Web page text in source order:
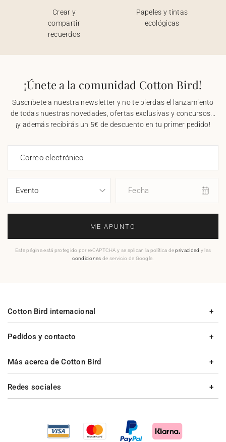
Crear y
compartir
recuerdos
Papeles y tintas
ecológicas
¡Únete a la comunidad Cotton Bird!
Suscríbete a nuestra newsletter y no te pierdas el lanzamiento
de todas nuestras novedades, ofertas exclusivas y concursos...
¡y además recibirás un 5€ de descuento en tu primer pedido!
Correo electrónico
Fecha
ME APUNTO
Esta página está protegido por reCAPTCHA y se aplican la política deprivacidad y las
condiciones de servicio de Google.
Pedidos y contacto
Más acerca de Cotton Bird
Cotton Bird internacional
Redes sociales